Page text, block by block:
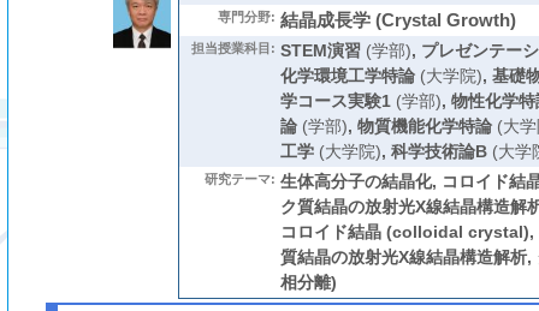
専門分野: 結晶成長学 (Crystal Growth)
担当授業科目: STEM演習(学部), プレゼンテー
化学環境工学特論(大学院), 基礎
学コース実験1(学部), 物性化学特
論(学部), 物質機能化学特論(大学
工学(大学院), 科学技術論B(大学
研究テーマ: 生体高分子の結晶化, コロイド結
ク質結晶の放射光X線結晶構造解
コロイド結晶 (colloidal crystal),
質結晶の放射光X線結晶構造解析,
相分離)